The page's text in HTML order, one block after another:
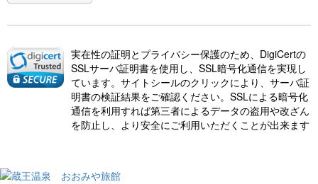
実在性の証明とプライバシー保護のため、DigiCertの
SSLサーバ証明書を使用し、SSL暗号化通信を実現し
ています。サイトシールのクリックにより、サーバ証
明書の検証結果をご確認ください。SSLによる暗号化
通信を利用すれば第三者によるデータの盗用や改ざん
を防止し、より安全にご利用いただくことが出来ます